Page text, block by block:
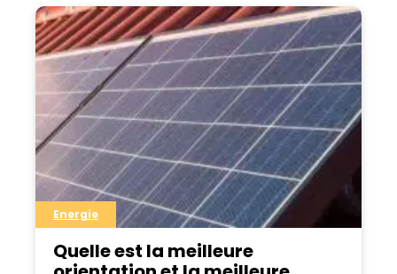
Quelle est la meilleure
Energie